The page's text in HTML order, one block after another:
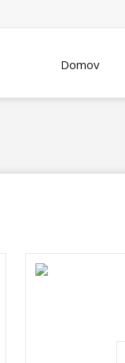
content
Domov